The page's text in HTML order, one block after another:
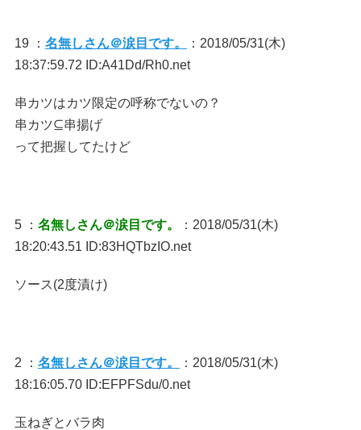
19 ： 名無しさん＠涙目です。
：2018/05/31(木)
18:37:59.72 ID:A41Dd/Rh0.net
串カツはカツ限定の呼称でないの？
串カツ⊆串揚げ
って把握してたけど
5 ： 名無しさん＠涙目です。
：2018/05/31(木)
18:20:43.51 ID:83HQTbzIO.net
ソース(2度漬け)
2 ： 名無しさん＠涙目です。
：2018/05/31(木)
18:16:05.70 ID:EFPFSdu/0.net
玉ねぎとバラ肉